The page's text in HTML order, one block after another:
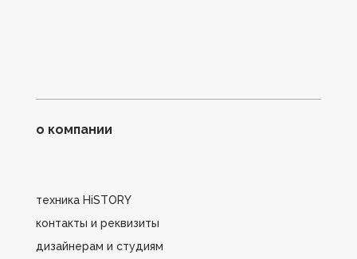
о компании
техника HiSTORY
контакты и реквизиты
дизайнерам и студиям